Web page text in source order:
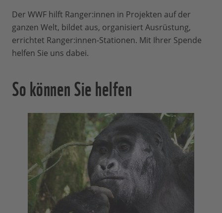
Der WWF hilft Ranger:innen in Projekten auf der
ganzen Welt, bildet aus, organisiert Ausrüstung,
errichtet Ranger:innen-Stationen. Mit Ihrer Spende
helfen Sie uns dabei.
So können Sie helfen